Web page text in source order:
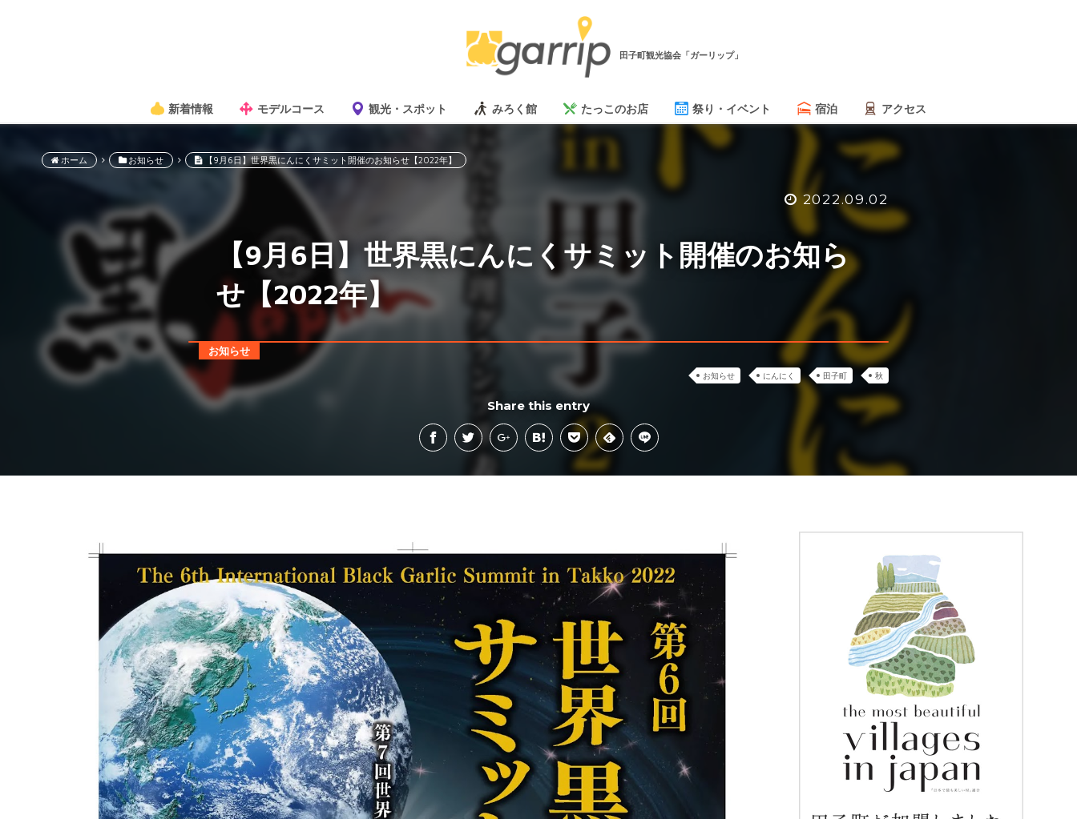
田子町観光協会「ガーリップ」
新着情報 モデルコース 観光・スポット みろく館 たっこのお店 祭り・イベント 宿泊 アクセス
ホーム お知らせ 【9月6日】世界黒にんにくサミット開催のお知らせ【2022年】
2022.09.02
【9月6日】世界黒にんにくサミット開催のお知ら
せ【2022年】
お知らせ
お知らせ にんにく 田子町 秋
Share this entry